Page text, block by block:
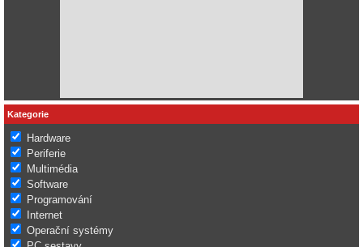
Kategorie
Hardware
Periferie
Multimédia
Software
Programování
Internet
Operační systémy